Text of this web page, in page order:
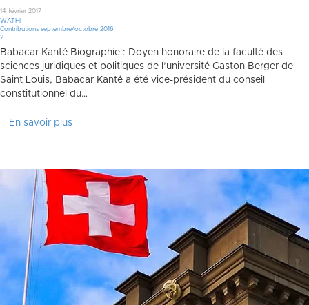
14 février 2017
WATHI
Contributions septembre/octobre 2016
2Commentaires
Babacar Kanté Biographie : Doyen honoraire de la faculté des
sciences juridiques et politiques de l’université Gaston Berger de
Saint Louis, Babacar Kanté a été vice-président du conseil
constitutionnel du…
En savoir plus